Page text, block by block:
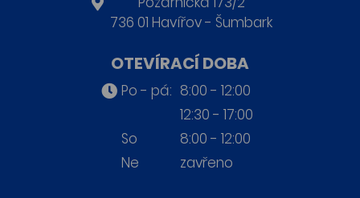
736 01 Havířov - Šumbark
OTEVÍRACÍ DOBA
Po - pá: 8:00 - 12:00
12:30 - 17:00
So
8:00 - 12:00
Ne
zavřeno